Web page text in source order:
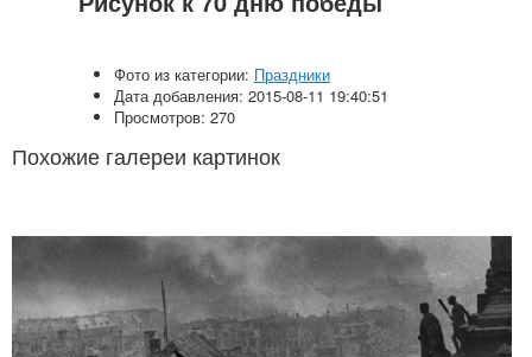
Фото из категории: Праздники
Дата добавления: 2015-08-11 19:40:51
Просмотров: 270
Похожие галереи картинок